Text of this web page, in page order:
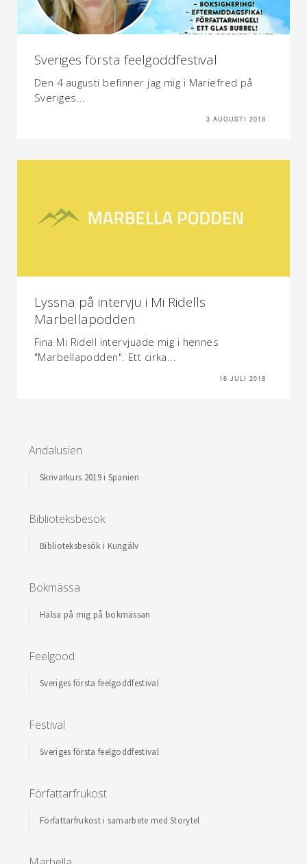
Sveriges första feelgoddfestival
Den 4 augusti befinner jag mig i Mariefred på
Sveriges...
3 AUGUSTI 2018
Lyssna på intervju i Mi Ridells
Marbellapodden
Fina Mi Ridell intervjuade mig i hennes
"Marbellapodden". Ett cirka...
16 JULI 2018
Andalusien
Skrivarkurs 2019 i Spanien
Biblioteksbesök
Biblioteksbesök i Kungälv
Bokmässa
Hälsa på mig på bokmässan
Feelgood
Sveriges första feelgoddfestival
Festival
Sveriges första feelgoddfestival
Författarfrukost
Författarfrukost i samarbete med Storytel